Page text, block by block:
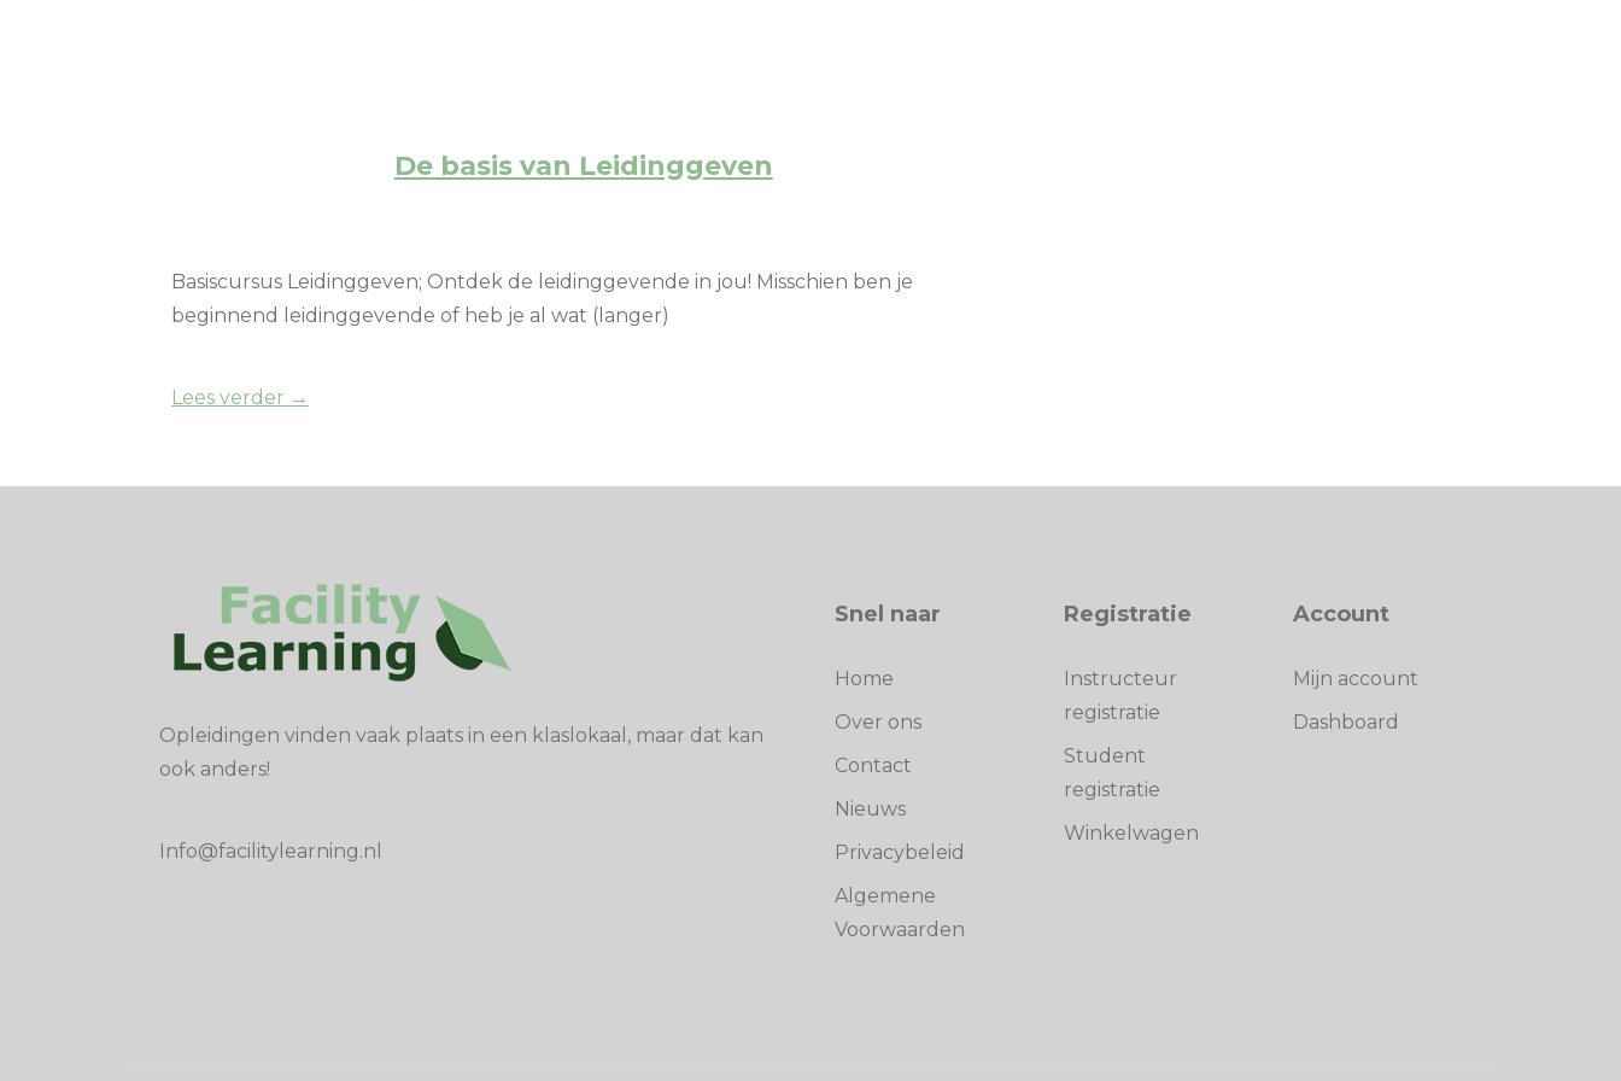
De basis van Leidinggeven
Basiscursus Leidinggeven; Ontdek de leidinggevende in jou! Misschien ben je
beginnend leidinggevende of heb je al wat (langer)
Lees verder →
Opleidingen vinden vaak plaats in een klaslokaal, maar dat kan
ook anders!
Info@facilitylearning.nl
Snel naar
Home
Over ons
Contact
Nieuws
Privacybeleid
Algemene
Voorwaarden
Registratie
Instructeur
registratie
Student
registratie
Winkelwagen
Account
Mijn account
Dashboard